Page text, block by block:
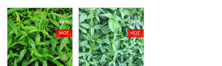
-18%
HOT
-18%
HOT